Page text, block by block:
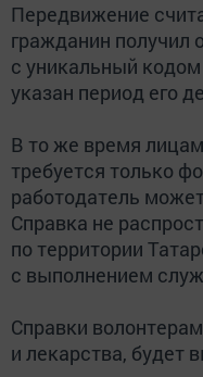
Передвижение
гражданин получил
с уникальный
указан период его
В то же время
требуется только
работодатель
Справка не
по территории
с выполнением
Справки
и лекарства,